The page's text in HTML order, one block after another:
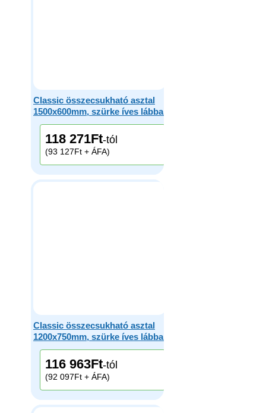
Classic összecsukható asztal
1500x600mm, szürke íves lábbal
118 271Ft-tól
(93 127Ft + ÁFA)
Classic összecsukható asztal
1200x750mm, szürke íves lábbal
116 963Ft-tól
(92 097Ft + ÁFA)